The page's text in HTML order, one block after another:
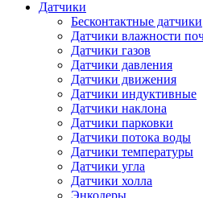
Датчики
Бесконтактные датчики
Датчики влажности
Датчики газов
Датчики давления
Датчики движения
Датчики индуктивные
Датчики наклона
Датчики парковки
Датчики потока воды
Датчики температуры
Датчики угла
Датчики холла
Энкодеры